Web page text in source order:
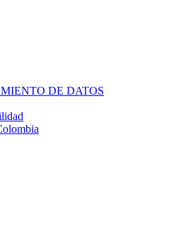
DE DATOS